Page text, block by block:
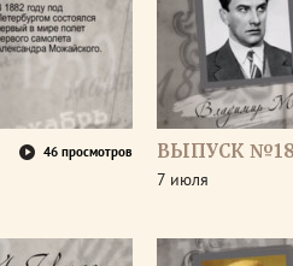
46 просмотров ВЫПУСК
7 июля